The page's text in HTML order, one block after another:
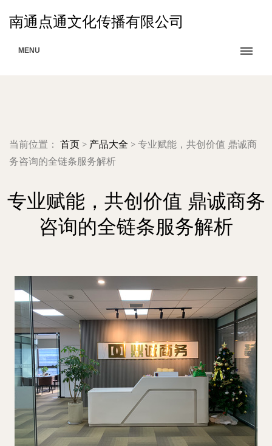
南通点通文化传播有限公司
MENU
当前位置： 首页 > 产品大全 > 专业赋能，共创价值 鼎诚商
务咨询的全链条服务解析
专业赋能，共创价值 鼎诚商务
咨询的全链条服务解析